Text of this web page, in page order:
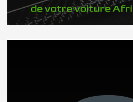
de votre voiture
DÉCOUVREZ NOTRE IMPORTATION